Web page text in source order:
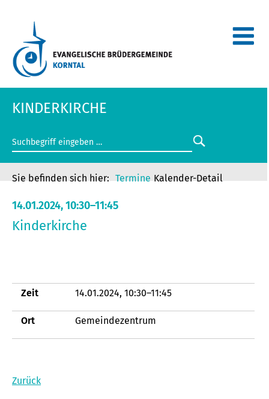
KINDERKIRCHE
Termine Kalender-Detail
14.01.2024, 10:30–11:45
Kinderkirche
Zeit 14.01.2024, 10:30–11:45
Ort Gemeindezentrum
Zurück